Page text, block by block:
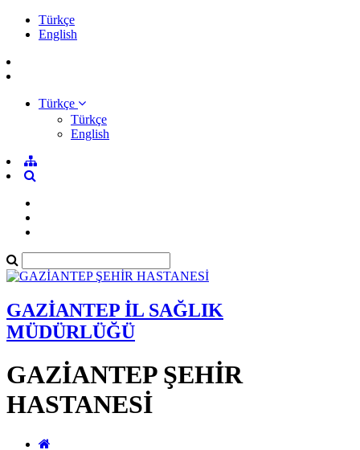
Türkçe
English
Türkçe
Türkçe
English
GAZİANTEP İL SAĞLIK
MÜDÜRLÜĞÜ
GAZİANTEP ŞEHİR
HASTANESİ